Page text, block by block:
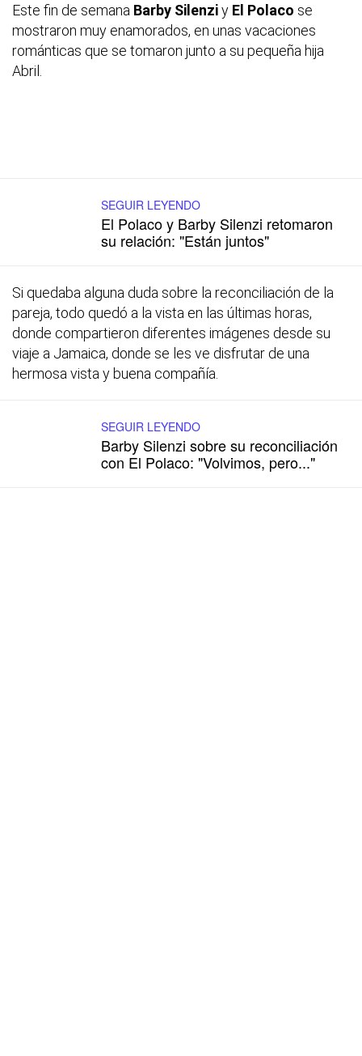
Este fin de semana Barby Silenziy El Polaco se
mostraron muy enamorados, en unas vacaciones
románticas que se tomaron junto a su pequeña hija
Abril.
SEGUIR LEYENDO
El Polaco y Barby Silenzi retomaron
su relación: "Están juntos"
Si quedaba alguna duda sobre la reconciliación de la
pareja, todo quedó a la vista en las últimas horas,
donde compartieron diferentes imágenes desde su
viaje a Jamaica, donde se les ve disfrutar de una
hermosa vista y buena compañía.
SEGUIR LEYENDO
Barby Silenzi sobre su reconciliación
con El Polaco: "Volvimos, pero..."